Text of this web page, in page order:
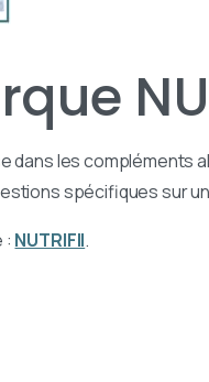
dans les compléments
spécifiques sur
: NUTRIFII.